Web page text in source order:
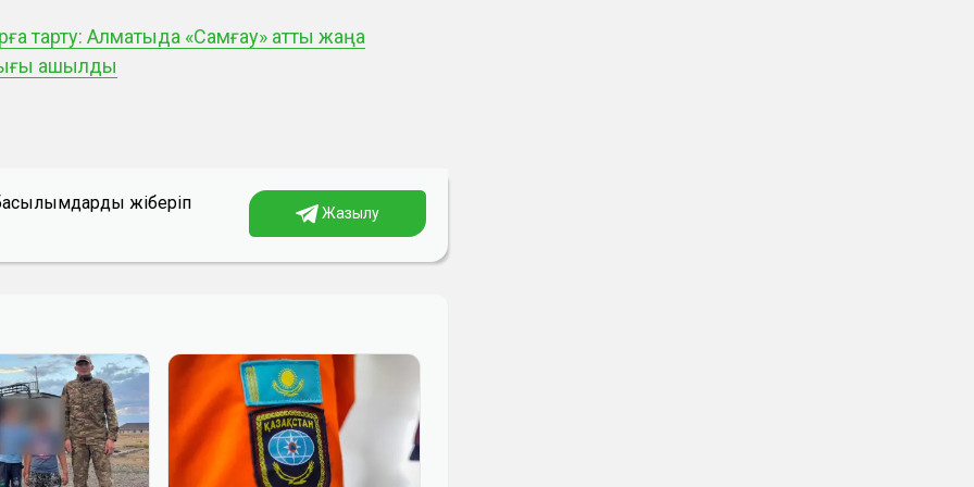
тарту: Алматыда «Самғау» атты жаңа
ашылды
жіберіп Жазылу